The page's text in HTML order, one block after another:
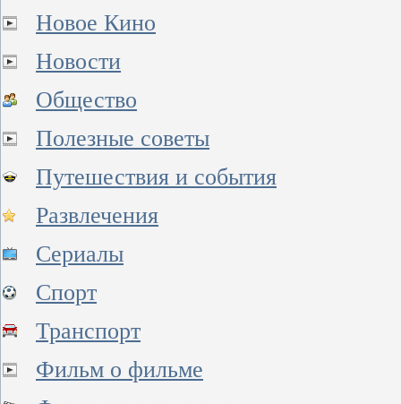
Новое Кино
Новости
Общество
Полезные советы
Путешествия и события
Развлечения
Сериалы
Спорт
Транспорт
Фильм о фильме